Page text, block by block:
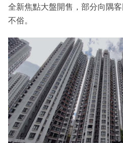
全新焦點大盤開售，部分向隅
不俗。